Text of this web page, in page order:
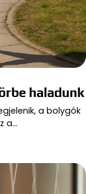
haladunk
a bolygók
a…